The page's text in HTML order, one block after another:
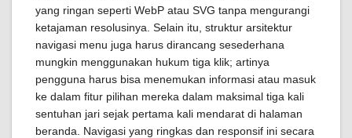
yang ringan seperti WebP atau SVG tanpa mengurangi
ketajaman resolusinya. Selain itu, struktur arsitektur
navigasi menu juga harus dirancang sesederhana
mungkin menggunakan hukum tiga klik; artinya
pengguna harus bisa menemukan informasi atau masuk
ke dalam fitur pilihan mereka dalam maksimal tiga kali
sentuhan jari sejak pertama kali mendarat di halaman
beranda. Navigasi yang ringkas dan responsif ini secara